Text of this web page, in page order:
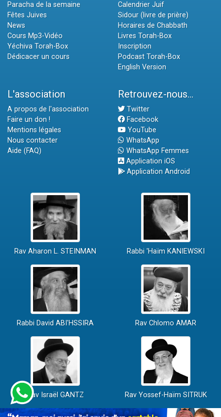
Paracha de la semaine
Fêtes Juives
News
Cours Mp3-Vidéo
Yéchiva Torah-Box
Dédicacer un cours
Calendrier Juif
Sidour (livre de prière)
Horaires de Chabbath
Livres Torah-Box
Inscription
Podcast Torah-Box
English Version
L'association
A propos de l'association
Faire un don !
Mentions légales
Nous contacter
Aide (FAQ)
Retrouvez-nous...
Twitter
Facebook
YouTube
WhatsApp
WhatsApp Femmes
Application iOS
Application Android
Rav Aharon L. STEINMAN Rabbi 'Haïm KANIEWSKI
Rabbi David ABI'HSSIRA Rav Chlomo AMAR
Rav Israël GANTZ Rav Yossef-Haïm SITRUK